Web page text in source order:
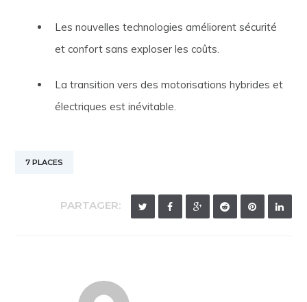
Les nouvelles technologies améliorent sécurité
et confort sans exploser les coûts.
La transition vers des motorisations hybrides et
électriques est inévitable.
7 PLACES
PARTAGER: